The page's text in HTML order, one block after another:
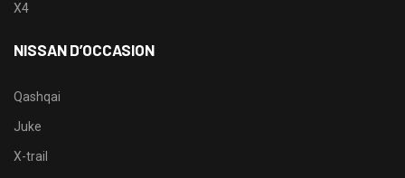
X4
NISSAN D’OCCASION
Qashqai
Juke
X-trail